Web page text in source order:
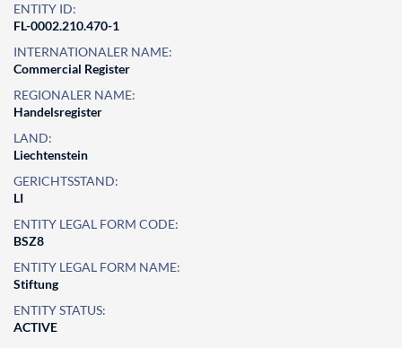
ENTITY ID:
FL-0002.210.470-1
INTERNATIONALER NAME:
Commercial Register
REGIONALER NAME:
Handelsregister
LAND:
Liechtenstein
GERICHTSSTAND:
LI
ENTITY LEGAL FORM CODE:
BSZ8
ENTITY LEGAL FORM NAME:
Stiftung
ENTITY STATUS:
ACTIVE